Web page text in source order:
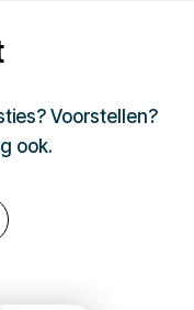
Voorstellen?
ook.